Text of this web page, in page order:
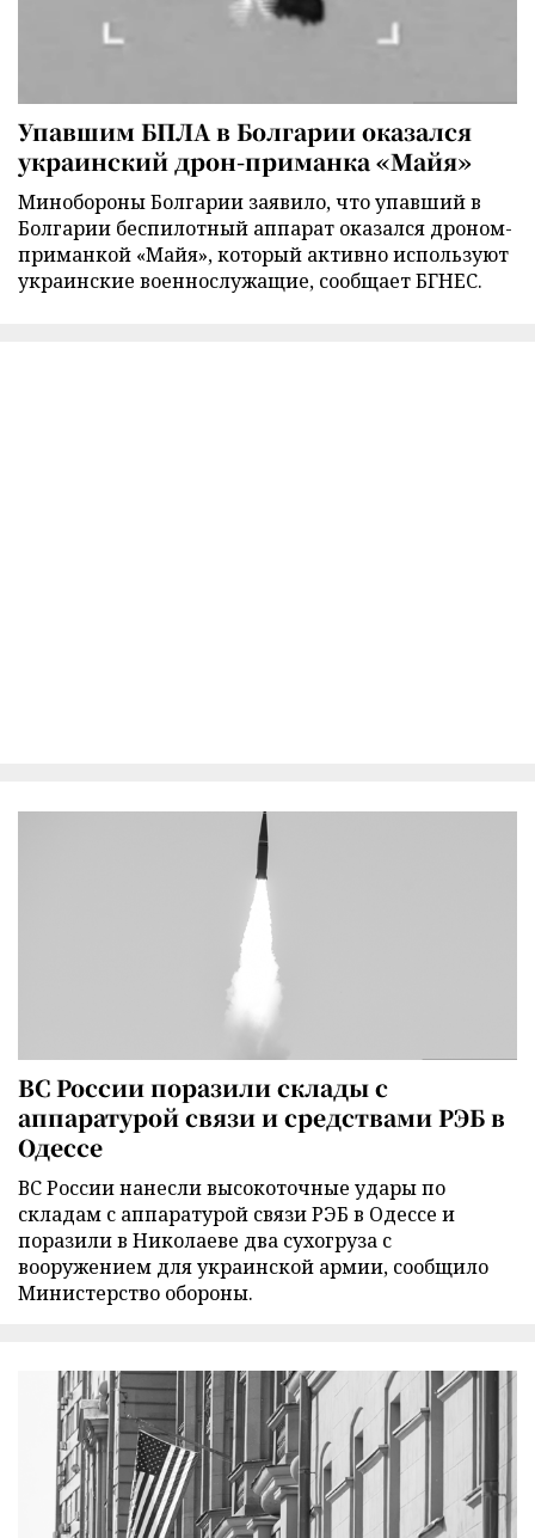
Упавшим БПЛА в Болгарии оказался
украинский дрон-приманка «Майя»
Минобороны Болгарии заявило, что упавший в
Болгарии беспилотный аппарат оказался дроном-
приманкой «Майя», который активно используют
украинские военнослужащие, сообщает БГНЕС.
ВС России поразили склады с
аппаратурой связи и средствами РЭБ в
Одессе
ВС России нанесли высокоточные удары по
складам с аппаратурой связи РЭБ в Одессе и
поразили в Николаеве два сухогруза с
вооружением для украинской армии, сообщило
Министерство обороны.